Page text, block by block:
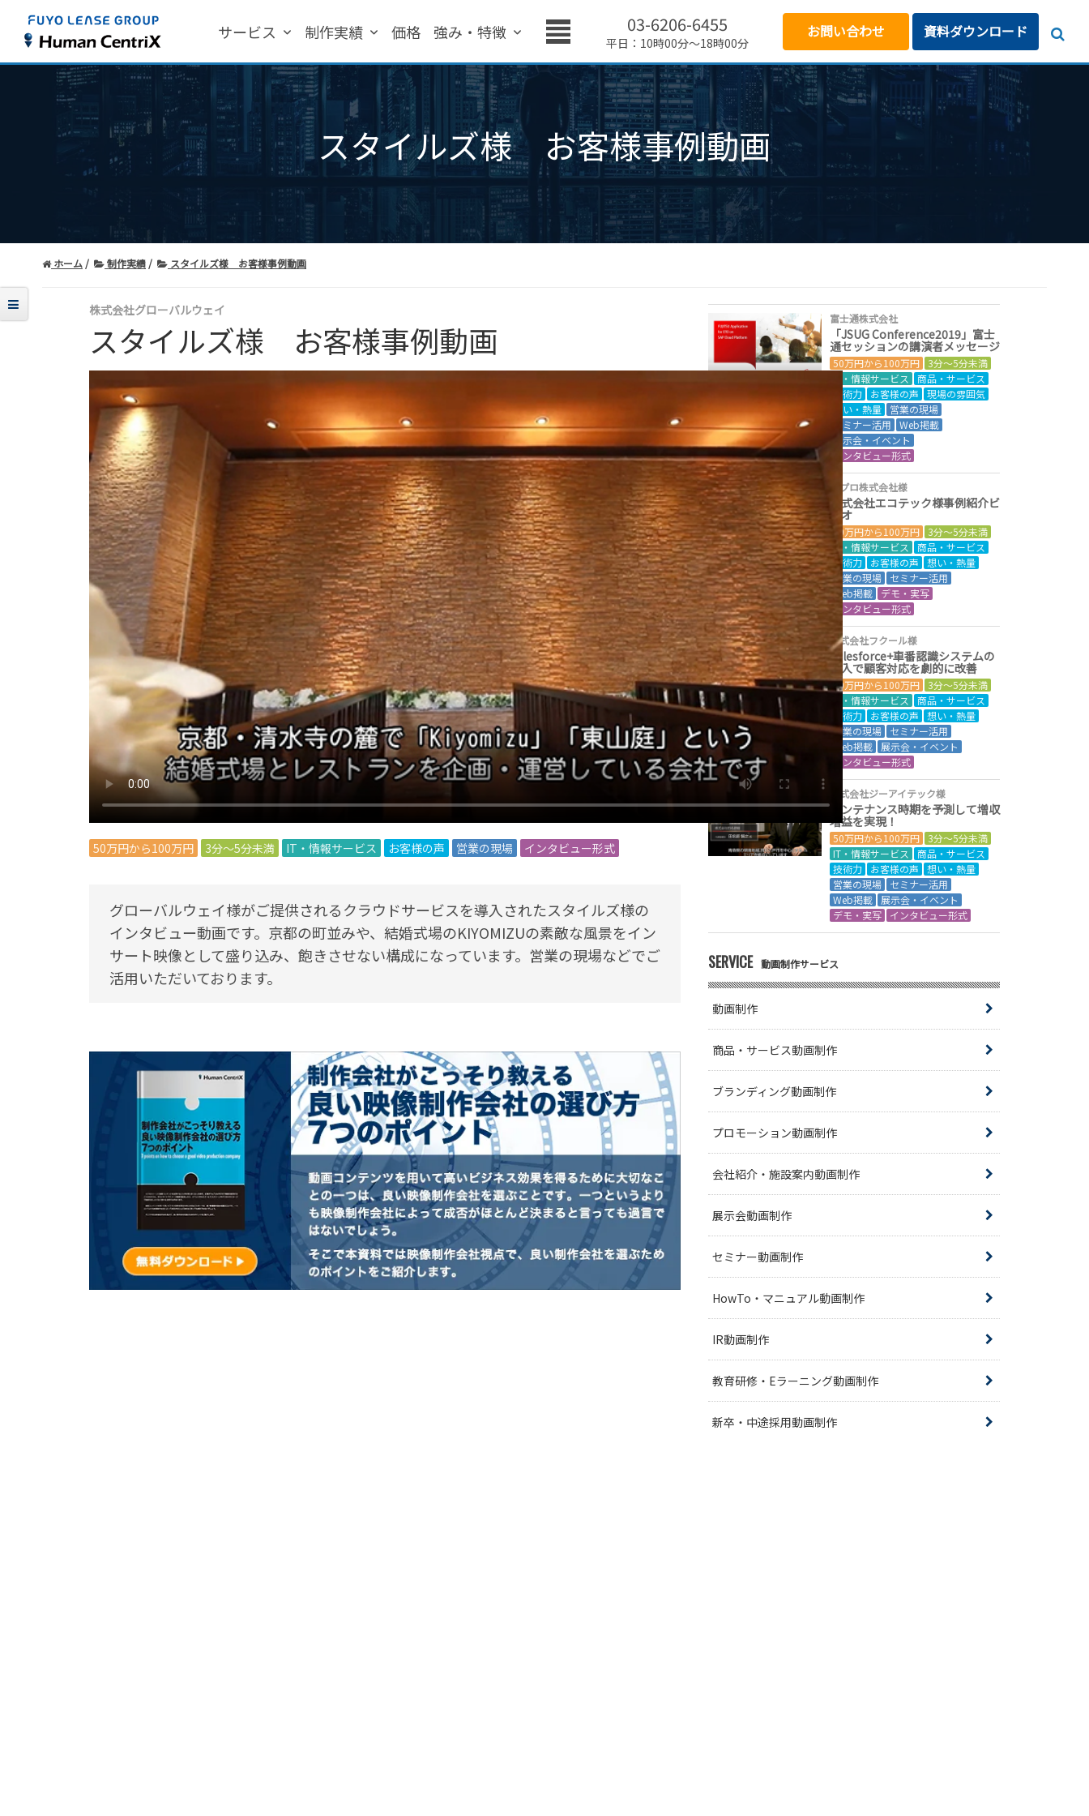
サービス 制作実績 価格 強み・特徴 03-6206-6455
平日：10時00分～18時00分
お問い合わせ 資料ダウンロード
スタイルズ様 お客様事例動画
ホーム 制作実績 スタイルズ様 お客様事例動画
株式会社グローバルウェイ
スタイルズ様 お客様事例動画
50万円から100万円 3分～5分未満 IT・情報サービス お客様の声 営業の現場 インタビュー形式
グローバルウェイ様がご提供されるクラウドサービスを導入されたスタイルズ様の
インタビュー動画です。京都の町並みや、結婚式場のKIYOMIZUの素敵な風景をイン
サート映像として盛り込み、飽きさせない構成になっています。営業の現場などでご
活用いただいております。
富士通株式会社
「JSUG Conference2019」富士
通セッションの講演者メッセージ
50万円から100万円
3分～5分未満
IT・情報サービス
商品・サービス
技術力
お客様の声
現場の雰囲気
想い・熱量
営業の現場
セミナー活用
Web掲載
展示会・イベント
インタビュー形式
オプロ株式会社様
株式会社エコテック様事例紹介ビ
デオ
50万円から100万円
3分～5分未満
IT・情報サービス
商品・サービス
技術力
お客様の声
想い・熱量
営業の現場
セミナー活用
Web掲載
デモ・実写
インタビュー形式
株式会社フクール様
Salesforce+車番認識システムの
導入で顧客対応を劇的に改善
50万円から100万円
3分～5分未満
IT・情報サービス
商品・サービス
技術力
お客様の声
想い・熱量
営業の現場
セミナー活用
Web掲載
展示会・イベント
インタビュー形式
株式会社ジーアイテック様
メンテナンス時期を予測して増収
増益を実現！
50万円から100万円
3分～5分未満
IT・情報サービス
商品・サービス
技術力
お客様の声
想い・熱量
営業の現場
セミナー活用
Web掲載
展示会・イベント
デモ・実写
インタビュー形式
SERVICE 動画制作サービス
動画制作
商品・サービス動画制作
ブランディング動画制作
プロモーション動画制作
会社紹介・施設案内動画制作
展示会動画制作
セミナー動画制作
HowTo・マニュアル動画制作
IR動画制作
教育研修・Eラーニング動画制作
新卒・中途採用動画制作